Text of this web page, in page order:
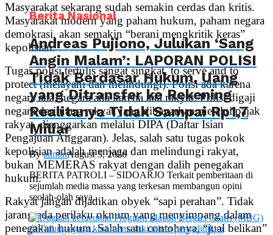
Masyarakat sekarang sudah semakin cerdas dan kritis.
Masyarakat modern yang paham hukum, paham negara
demokrasi, akan semakin “berani mengkritik keras”
kepolisian.
Tugas polisi tertulis sangat singkat, to serve and to
protect (melayani dan melindungi). Polisi ada karena
negara ada, negara ada karena ada rakyat. Polisi digaji
negara dari uang rakyat yang dibayarkan melalui pajak
rakyat, dianggarkan melalui DIPA (Daftar Isian
Pengajuan Anggaran). Jelas, salah satu tugas pokok
kepolisian adalah menjaga dan melindungi rakyat,
bukan MEMERAS rakyat dengan dalih penegakan
hukum.
Rakyat jangan dijadikan obyek “sapi perahan”. Tidak
jarang ada perilaku oknum yang menyimpang dalam
penegakan hukum. Salah satu contohnya, “jual belikan”
Berita Nasional
Andreas Pujiono, Julukan ‘Sang
Angin Malam’: LAPORAN POLISI
Tidak Berdasar Hukum, Uang
yang Ditransfer ke Rekening
Realitanya Tidak Sampai Rp1,7
Miliar
ByadminAugust 5, 2026
BERITA PATROLI – SIDOARJO Terkait pemberitaan di
sejumlah media massa yang terkesan membangun opini
seolah-olah saya...